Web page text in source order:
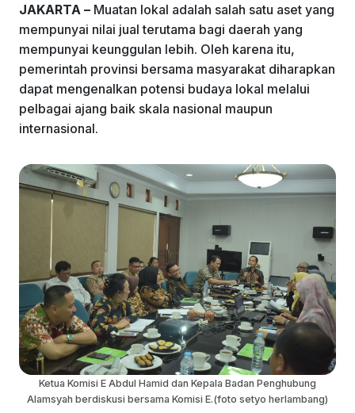
c
e
b
o
o
k
e
dI
n
at
s
A
p
p
e
gr
a
m
ai
l
ar
e
JAKARTA – Muatan lokal adalah salah satu aset yang
mempunyai nilai jual terutama bagi daerah yang
mempunyai keunggulan lebih. Oleh karena itu,
pemerintah provinsi bersama masyarakat diharapkan
dapat mengenalkan potensi budaya lokal melalui
pelbagai ajang baik skala nasional maupun
internasional.
Ketua Komisi E Abdul Hamid dan Kepala Badan Penghubung
Alamsyah berdiskusi bersama Komisi E.(foto setyo herlambang)